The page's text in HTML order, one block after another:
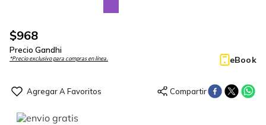
$968
Precio Gandhi
*Precio exclusivo para compras en línea. eBook